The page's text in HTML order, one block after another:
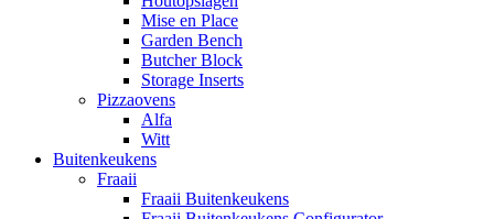
Mise en Place
Garden Bench
Butcher Block
Storage Inserts
Pizzaovens
Alfa
Witt
Buitenkeukens
Fraaii
Fraaii Buitenkeukens